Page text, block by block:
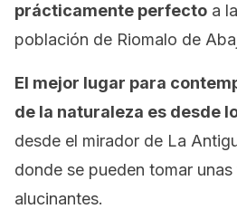
prácticamente perfecto a
población de Riomalo de
El mejor lugar para
de la naturaleza es desde
desde el mirador de La
donde se pueden tomar
alucinantes.